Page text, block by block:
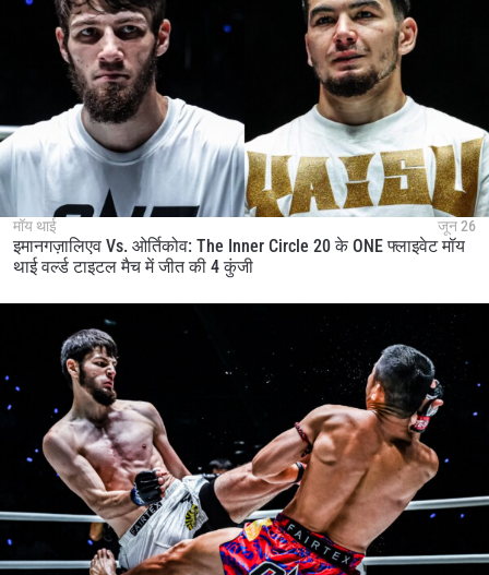
मॉय थाई जून 26
इमानगज़ालिएव Vs. ओर्तिकोव: The Inner Circle 20 के ONE फ्लाइवेट मॉय
थाई वर्ल्ड टाइटल मैच में जीत की 4 कुंजी
प्रतिद्वंद्वी
हाइलाइट्स देखें
STAY IN THE KNOW
Take ONE Championship wherever you go! Sign up now
to gain access to latest news, unlock special offers
and get first access to the best seats to our live
events.
ईमेल
By submitting this form, you are agreeing to our
collection, use and disclosure of your information
under ourPrivacy Policy. You may unsubscribe from
these communications at any time.